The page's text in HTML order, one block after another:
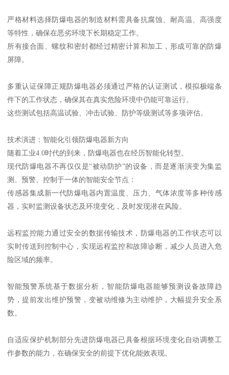
严格材料选择防爆电器的制造材料需具备抗腐蚀、耐高温、高强度
等特性，确保在恶劣环境下长期稳定工作。
所有接合面、螺纹和密封都经过精密计算和加工，形成可靠的防爆
屏障。
多重认证保障正规防爆电器必须通过严格的认证测试，模拟极端条
件下的工作状态，确保其在真实危险环境中仍能可靠运行。
这些测试包括高温试验、冲击试验、防护等级测试等多项评估。
技术演进：智能化引领防爆电器新方向
随着工业4.0时代的到来，防爆电器也在经历智能化转型。
现代防爆电器不再仅仅是“被动防护”的设备，而是逐渐演变为集监
测、预警、控制于一体的智能安全节点：
传感器集成新一代防爆电器内置温度、压力、气体浓度等多种传感
器，实时监测设备状态及环境变化，及时发现潜在风险。
远程监控能力通过安全的数据传输技术，防爆电器的工作状态可以
实时传送到控制中心，实现远程监控和故障诊断，减少人员进入危
险区域的频率。
智能预警系统基于数据分析，智能防爆电器能够预测设备故障趋
势，提前发出维护预警，变被动维修为主动维护，大幅提升安全系
数。
自适应保护机制部分先进防爆电器已具备根据环境变化自动调整工
作参数的能力，在确保安全的前提下优化能效表现。